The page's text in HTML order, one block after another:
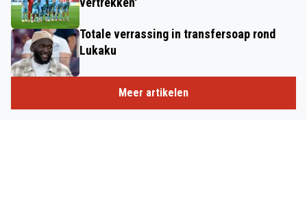
Totale verrassing in transfersoap rond
Lukaku
Meer artikelen